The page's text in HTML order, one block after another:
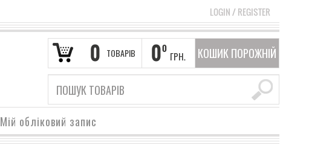
LOGIN/REGISTER
0 ТОВАРІВ 00
ГРН. КОШИК ПОРОЖНІЙ
Мій обліковий запис